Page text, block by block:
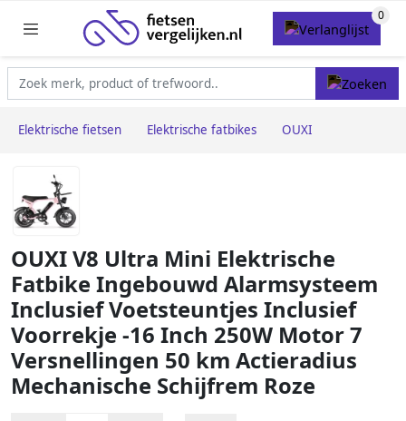
Elektrische fietsen Elektrische fatbikes OUXI
OUXI V8 Ultra Mini Elektrische
Fatbike Ingebouwd Alarmsysteem
Inclusief Voetsteuntjes Inclusief
Voorrekje -16 Inch 250W Motor 7
Versnellingen 50 km Actieradius
Mechanische Schijfrem Roze